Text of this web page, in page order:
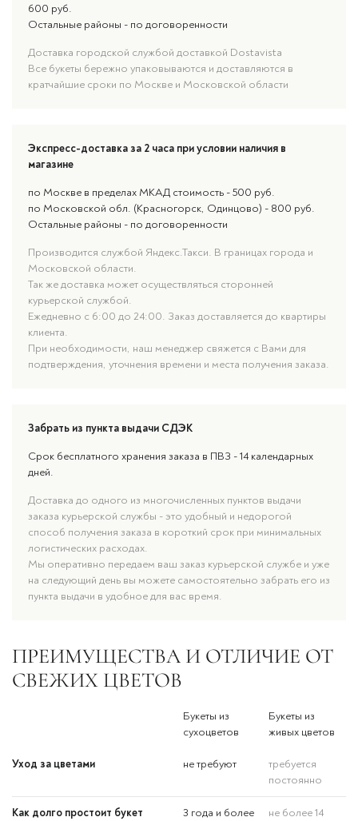
600 руб.
Остальные районы - по договоренности
Доставка городской службой доставкой Dostavista
Все букеты бережно упаковываются и доставляются в
кратчайшие сроки по Москве и Московской области
Экспресс-доставка за 2 часа при условии наличия в
магазине
по Москве в пределах МКАД стоимость - 500 руб.
по Московской обл. (Красногорск, Одинцово) - 800 руб.
Остальные районы - по договоренности
Производится службой Яндекс.Такси. В границах города и
Московской области.
Так же доставка может осуществляться сторонней
курьерской службой.
Ежедневно с 6:00 до 24:00. Заказ доставляется до квартиры
клиента.
При необходимости, наш менеджер свяжется с Вами для
подтверждения, уточнения времени и места получения заказа.
Забрать из пункта выдачи СДЭК
Срок бесплатного хранения заказа в ПВЗ - 14 календарных
дней.
Доставка до одного из многочисленных пунктов выдачи
заказа курьерской службы - это удобный и недорогой
способ получения заказа в короткий срок при минимальных
логистических расходах.
Мы оперативно передаем ваш заказ курьерской службе и уже
на следующий день вы можете самостоятельно забрать его из
пункта выдачи в удобное для вас время.
ПРЕИМУЩЕСТВА И ОТЛИЧИЕ ОТ
СВЕЖИХ ЦВЕТОВ
Букеты из
сухоцветов
Букеты из
живых цветов
Уход за цветами не требуют
требуется
постоянно
Как долго простоит букет 3 года и более
не более 14